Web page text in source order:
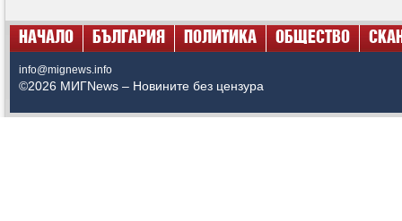
НАЧАЛО БЪЛГАРИЯ ПОЛИТИКА ОБЩЕСТВО
info@mignews.info
©2026 МИГNews – Новините без цензура